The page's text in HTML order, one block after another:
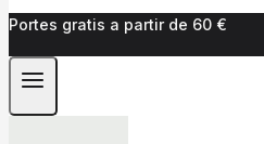
Portes gratis a partir de 60 €